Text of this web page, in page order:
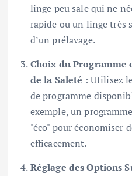
linge peu sale qui ne
rapide ou un linge très
d’un prélavage.
Choix du Programme
de la Saleté : Utilisez
de programme
exemple, un
"éco" pour économiser
efficacement.
Réglage des Options